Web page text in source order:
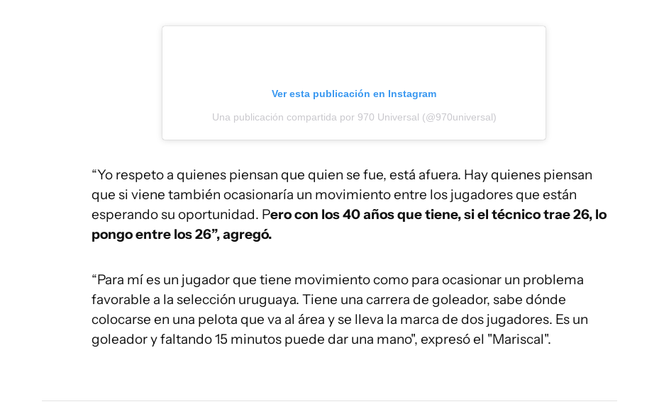
Ver esta publicación en Instagram
Una publicación compartida por 970 Universal (@970universal)
“Yo respeto a quienes piensan que quien se fue, está afuera. Hay quienes piensan
que si viene también ocasionaría un movimiento entre los jugadores que están
esperando su oportunidad. Pero con los 40 años que tiene, si el técnico trae 26, lo
pongo entre los 26”, agregó.
“Para mí es un jugador que tiene movimiento como para ocasionar un problema
favorable a la selección uruguaya. Tiene una carrera de goleador, sabe dónde
colocarse en una pelota que va al área y se lleva la marca de dos jugadores. Es un
goleador y faltando 15 minutos puede dar una mano", expresó el "Mariscal".